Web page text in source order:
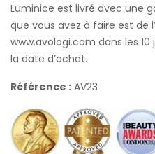
Luminice est livré avec une
que vous avez à faire est de
www.avologi.com dans les
la date d’achat.
Référence : AV23